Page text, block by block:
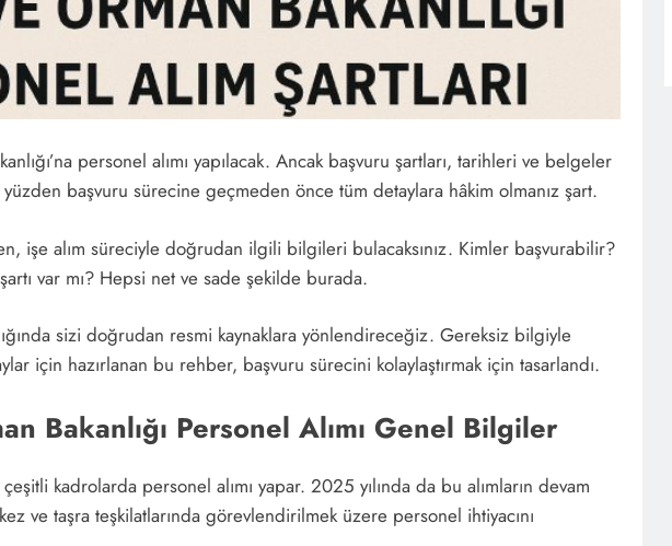
personel alımı yapılacak. Ancak başvuru şartları, tarihleri ve belgeler
başvuru sürecine geçmeden önce tüm detaylara hâkim olmanız şart.
işe alım süreciyle doğrudan ilgili bilgileri bulacaksınız. Kimler başvurabilir?
var mı? Hepsi net ve sade şekilde burada.
sizi doğrudan resmi kaynaklara yönlendireceğiz. Gereksiz bilgiyle
için hazırlanan bu rehber, başvuru sürecini kolaylaştırmak için tasarlandı.
Bakanlığı Personel Alımı Genel Bilgiler
çeşitli kadrolarda personel alımı yapar. 2025 yılında da bu alımların devam
ve taşra teşkilatlarında görevlendirilmek üzere personel ihtiyacını